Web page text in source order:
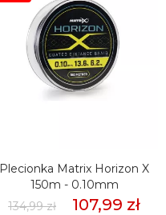
Plecionka Matrix Horizon X
150m - 0.10mm
134,99 zł
107,99 zł